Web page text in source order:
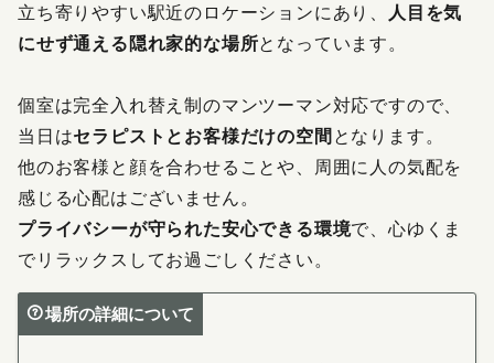
立ち寄りやすい駅近のロケーションにあり、 人目を気
にせず通える隠れ家的な場所となっています。
個室は完全入れ替え制のマンツーマン対応ですので、
当日はセラピストとお客様だけの空間 となります。
他のお客様と顔を合わせることや、周囲に人の気配を
感じる心配はございません。
プライバシーが守られた安心できる環境で、心ゆくま
でリラックスしてお過ごしください。
場所の詳細について